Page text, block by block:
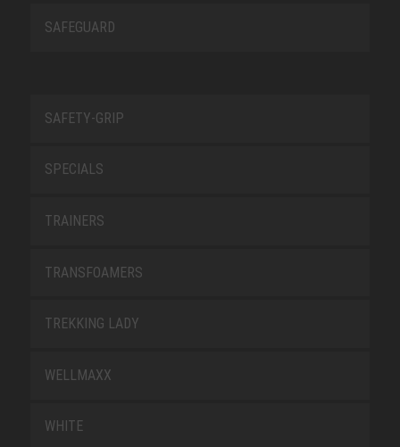
SAFEGUARD
SAFETY-GRIP
SPECIALS
TRAINERS
TRANSFOAMERS
TREKKING LADY
WELLMAXX
WHITE